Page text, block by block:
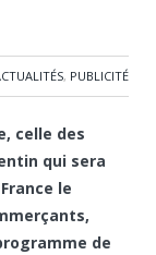
, PUBLICITÉ
celle des
qui sera
le
de